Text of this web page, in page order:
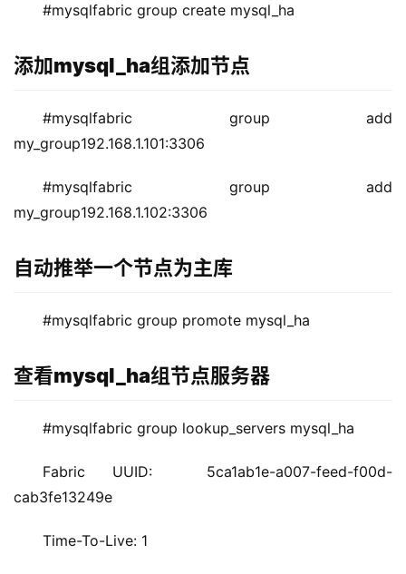
#mysqlfabric group create mysql_ha
添加mysql_ha组添加节点
#mysqlfabric group add
my_group192.168.1.101:3306
#mysqlfabric group add
my_group192.168.1.102:3306
自动推举一个节点为主库
#mysqlfabric group promote mysql_ha
查看mysql_ha组节点服务器
#mysqlfabric group lookup_servers mysql_ha
Fabric UUID:  5ca1ab1e-a007-feed-f00d-
cab3fe13249e
Time-To-Live: 1